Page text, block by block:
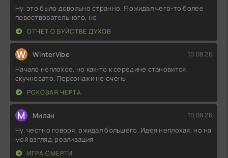
Ну, это было довольно странно. Я ожидал чего-то более
повествовательного, но
ОТЧЁТ О БУЙСТВЕ ДУХОВ
W WinterVibe 10.08.26
Начало неплохое, но как-то к середине становится
скучновато. Персонажи не очень
РОКОВАЯ ЧЕРТА
М Милан 10.08.26
Ну, честно говоря, ожидал большего. Идея неплохая, но на
мой взгляд, реализация
ИГРА СМЕРТИ